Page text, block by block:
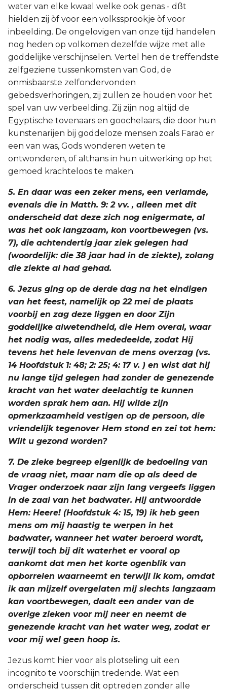
water van elke kwaal welke ook genas - dßt
hielden zij òf voor een volkssprookje òf voor
inbeelding. De ongelovigen van onze tijd handelen
nog heden op volkomen dezelfde wijze met alle
goddelijke verschijnselen. Vertel hen de treffendste
zelfgeziene tussenkomsten van God, de
onmisbaarste zelfondervonden
gebedsverhoringen, zij zullen ze houden voor het
spel van uw verbeelding. Zij zijn nog altijd de
Egyptische tovenaars en goochelaars, die door hun
kunstenarijen bij goddeloze mensen zoals Faraö er
een van was, Gods wonderen weten te
ontwonderen, of althans in hun uitwerking op het
gemoed krachteloos te maken.
5. En daar was een zeker mens, een verlamde,
evenals die in Matth. 9: 2 vv. , alleen met dit
onderscheid dat deze zich nog enigermate, al
was het ook langzaam, kon voortbewegen (vs.
7), die achtendertig jaar ziek gelegen had
(woordelijk: die 38 jaar had in de ziekte), zolang
die ziekte al had gehad.
6. Jezus ging op de derde dag na het eindigen
van het feest, namelijk op 22 mei de plaats
voorbij en zag deze liggen en door Zijn
goddelijke alwetendheid, die Hem overal, waar
het nodig was, alles mededeelde, zodat Hij
tevens het hele levenvan de mens overzag (vs.
14 Hoofdstuk 1: 48; 2: 25; 4: 17 v. ) en wist dat hij
nu lange tijd gelegen had zonder de genezende
kracht van het water deelachtig te kunnen
worden sprak hem aan. Hij wilde zijn
opmerkzaamheid vestigen op de persoon, die
vriendelijk tegenover Hem stond en zei tot hem:
Wilt u gezond worden?
7. De zieke begreep eigenlijk de bedoeling van
de vraag niet, maar nam die op als deed de
Vrager onderzoek naar zijn lang vergeefs liggen
in de zaal van het badwater. Hij antwoordde
Hem: Heere! (Hoofdstuk 4: 15, 19) ik heb geen
mens om mij haastig te werpen in het
badwater, wanneer het water beroerd wordt,
terwijl toch bij dit waterhet er vooral op
aankomt dat men het korte ogenblik van
opborrelen waarneemt en terwijl ik kom, omdat
ik aan mijzelf overgelaten mij slechts langzaam
kan voortbewegen, daalt een ander van de
overige zieken voor mij neer en neemt de
genezende kracht van het water weg, zodat er
voor mij wel geen hoop is.
Jezus komt hier voor als plotseling uit een
incognito te voorschijn tredende. Wat een
onderscheid tussen dit optreden zonder alle